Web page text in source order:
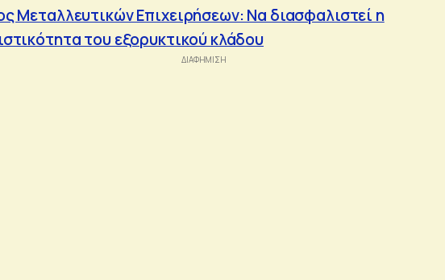
Μεταλλευτικών Επιχειρήσεων: Να διασφαλιστεί η
του εξορυκτικού κλάδου